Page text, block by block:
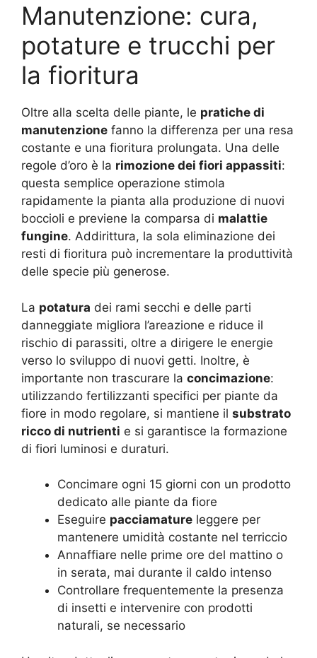
Manutenzione: cura,
potature e trucchi per
la fioritura
Oltre alla scelta delle piante, le pratiche di
manutenzione fanno la differenza per una resa
costante e una fioritura prolungata. Una delle
regole d’oro è la rimozione dei fiori appassiti:
questa semplice operazione stimola
rapidamente la pianta alla produzione di nuovi
boccioli e previene la comparsa di malattie
fungine. Addirittura, la sola eliminazione dei
resti di fioritura può incrementare la produttività
delle specie più generose.
La potatura dei rami secchi e delle parti
danneggiate migliora l’areazione e riduce il
rischio di parassiti, oltre a dirigere le energie
verso lo sviluppo di nuovi getti. Inoltre, è
importante non trascurare la concimazione:
utilizzando fertilizzanti specifici per piante da
fiore in modo regolare, si mantiene il substrato
ricco di nutrienti e si garantisce la formazione
di fiori luminosi e duraturi.
Concimare ogni 15 giorni con un prodotto
dedicato alle piante da fiore
Eseguire pacciamature leggere per
mantenere umidità costante nel terriccio
Annaffiare nelle prime ore del mattino o
in serata, mai durante il caldo intenso
Controllare frequentemente la presenza
di insetti e intervenire con prodotti
naturali, se necessario